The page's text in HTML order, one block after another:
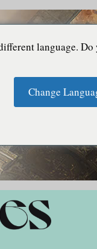
language. Do
Change